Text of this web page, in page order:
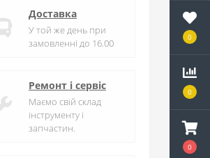
0
0
0
Доставка
У той же день при
замовленні до 16.00
Ремонт і сервіс
Маємо свій склад
інструменту і
запчастин.